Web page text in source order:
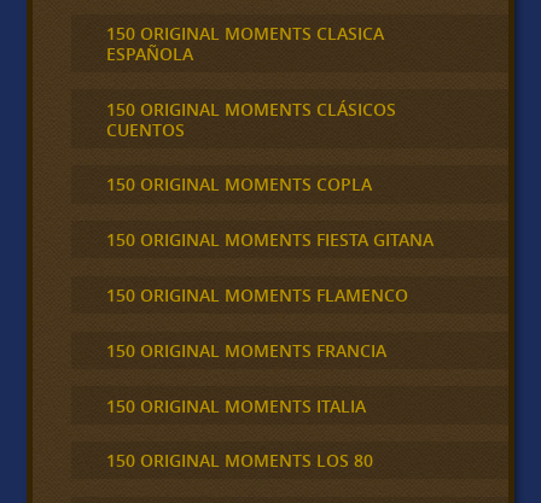
150 ORIGINAL MOMENTS CLASICA
ESPAÑOLA
150 ORIGINAL MOMENTS CLÁSICOS
CUENTOS
150 ORIGINAL MOMENTS COPLA
150 ORIGINAL MOMENTS FIESTA GITANA
150 ORIGINAL MOMENTS FLAMENCO
150 ORIGINAL MOMENTS FRANCIA
150 ORIGINAL MOMENTS ITALIA
150 ORIGINAL MOMENTS LOS 80